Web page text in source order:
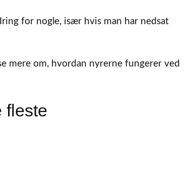
for nogle, især hvis man har nedsat
mere om, hvordan nyrerne fungerer ved
fleste